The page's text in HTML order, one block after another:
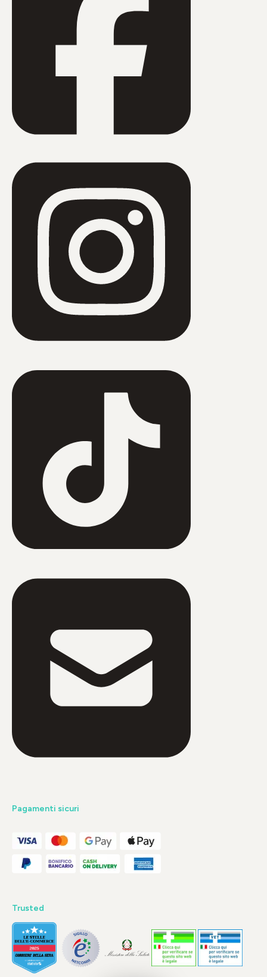
Pagamenti sicuri
Trusted